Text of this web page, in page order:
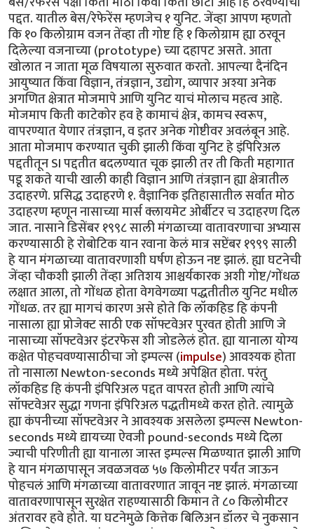
पद्दत. यातील बेस/रेफेरेंस म्हणजेच १ युनिट. जेंव्हा आपण म्हणतो
कि १० किलोग्राम वजन तेंव्हा ती गोष्ट हि १ किलोग्राम ह्या ठरवून
दिलेल्या वजनाच्या (prototype) च्या दहापट असते. आता
खोलात न जाता मूळ विषयाला सुरुवात करतो. आपल्या दैनंदिन
आयुष्यात किंवा विज्ञान, तंत्रज्ञान, उद्योग, व्यापार अश्या अनेक
अगणित क्षेत्रात मोजमापे आणि युनिट याचं मोलाच महत्व आहे.
मोजमाप किती काटेकोर हव हे कामाचं क्षेत्र, कामच स्वरूप,
वापरण्यात येणार तंत्रज्ञान, व इतर अनेक गोष्टीवर अवलंबून आहे.
आता मोजमाप करण्यात चुकी झाली किंवा युनिट हे इंपिरिअल
पद्दतीतून SI पद्दतीत बदलण्यात चूक झाली तर ती किती महागात
पडू शकते याची खाली काही विज्ञान आणि तंत्रज्ञान ह्या क्षेत्रातील
उदाहरणे. प्रसिद्ध उदाहरणे १. वैज्ञानिक इतिहासातील सर्वात मोठ
उदाहरण म्हणून नासाच्या मार्स क्लायमेट ओर्बीटर च उदाहरण दिल
जात. नासाने डिसेंबर १९९८ साली मंगळाच्या वातावरणाचा अभ्यास
करण्यासाठी हे रोबोटिक यान रवाना केलं मात्र सप्टेंबर १९९९ साली
हे यान मंगळाच्या वातावरणाशी घर्षण होऊन नष्ट झालं. ह्या घटनेची
जेंव्हा चौकशी झाली तेंव्हा अतिशय आश्चर्यकारक अशी गोष्ट/गोंधळ
लक्षात आला, तो गोंधळ होता वेगवेगळ्या पद्धतीतील युनिट मधील
गोंधळ. तर ह्या मागचं कारण असे होते कि लॉकहिड हि कंपनी
नासाला ह्या प्रोजेक्ट साठी एक सॉफ्टवेअर पुरवत होती आणि जे
नासाच्या सॉफ्टवेअर इंटरफेस शी जोडलेलं होत. ह्या यानाला योग्य
कक्षेत पोहचवण्यासाठीचा जो इम्पल्स (impulse) आवश्यक होता
तो नासाला Newton-seconds मध्ये अपेक्षित होता. परंतु
लॉकहिड हि कंपनी इंपिरिअल पद्दत वापरत होती आणि त्यांचे
सॉफ्टवेअर सुद्धा गणना इंपिरिअल पद्धतीमध्ये करत होते. त्यामुळे
ह्या कंपनीच्या सॉफ्टवेअर ने आवश्यक असलेला इम्पल्स Newton-
seconds मध्ये द्यायच्या ऐवजी pound-seconds मध्ये दिला
ज्याची परिणीती ह्या यानाला जास्त इम्पल्स मिळण्यात झाली आणि
हे यान मंगळापासून जवळजवळ ५७ किलोमीटर पर्यंत जाऊन
पोहचलं आणि मंगळाच्या वातावरणात जावून नष्ट झालं. मंगळाच्या
वातावरणापासून सुरक्षेत राहण्यासाठी किमान ते ८० किलोमीटर
अंतरावर हवे होते. या घटनेमुळे कित्तेक बिलिअन डॉलर चे नुकसान